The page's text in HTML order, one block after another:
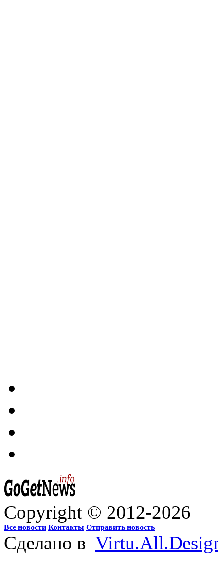
Copyright © 2012-2026
Все новости Контакты Отправить новость
Сделано в